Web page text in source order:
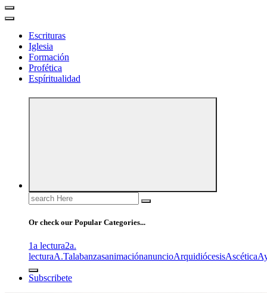
Escrituras
Iglesia
Formación
Profética
Espíritualidad
Search
for:
Or check our Popular Categories...
1a lectura2a.
lecturaA.TalabanzasanimaciónanuncioArquidiócesisAscética
Subscribete